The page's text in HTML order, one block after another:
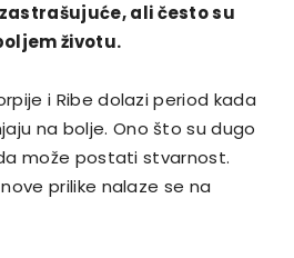
ali često su
životu.
i Ribe dolazi period kada
na bolje. Ono što su dugo
može postati stvarnost.
prilike nalaze se na